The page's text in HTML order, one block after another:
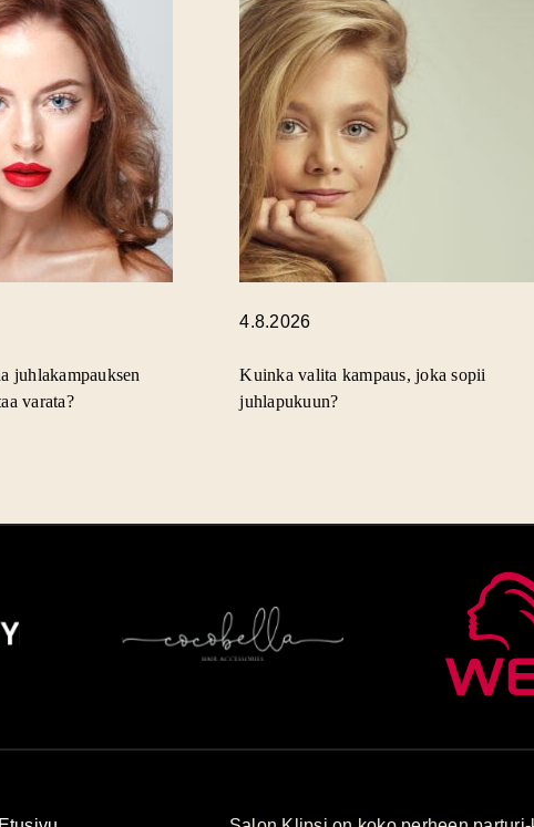
juhlakampauksen
varata?
4.8.2026
Kuinka valita kampaus, joka sopii
juhlapukuun?